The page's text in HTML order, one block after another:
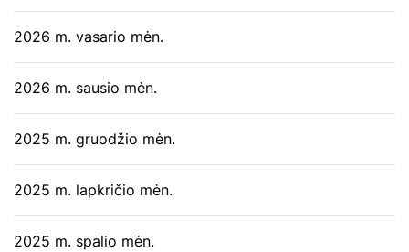
2026 m. vasario mėn.
2026 m. sausio mėn.
2025 m. gruodžio mėn.
2025 m. lapkričio mėn.
2025 m. spalio mėn.